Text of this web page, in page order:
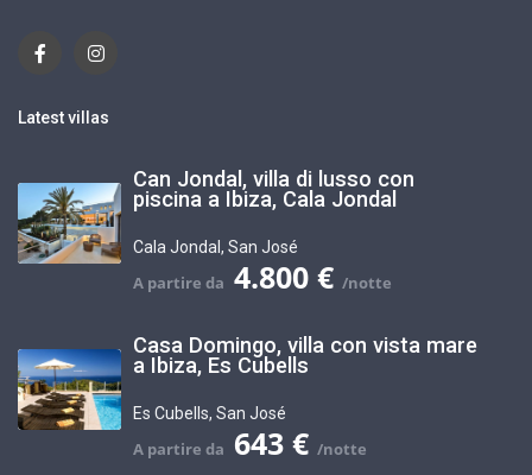
Latest villas
Can Jondal, villa di lusso con
piscina a Ibiza, Cala Jondal
Cala Jondal,San José
4.800 €
Casa Domingo, villa con vista mare
a Ibiza, Es Cubells
Es Cubells,San José
643 €